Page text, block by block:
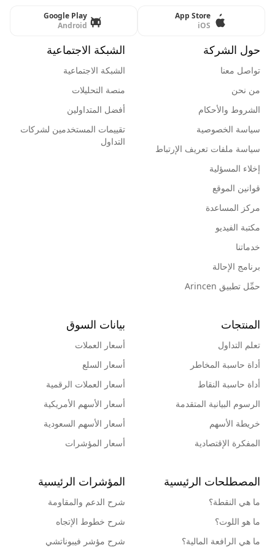
App Store
iOS
Google Play
Android
حول الشركة
تواصل معنا
من نحن
الشروط والأحكام
سياسة الخصوصية
سياسة ملفات تعريف الإرتباط
إخلاء المسؤلية
قوانين الموقع
مركز المساعدة
مكتبة الفيديو
خدماتنا
برنامج الإحالة
حمِّل تطبيق Arincen
الشبكة الاجتماعية
الشبكة الاجتماعية
منصة التحليلات
أفضل المتداولين
تقييمات المستخدمين لشركات
التداول
المنتجات
تعلم التداول
أداة حاسبة المخاطر
أداة حاسبة النقاط
الرسوم البيانية المتقدمة
خريطة الأسهم
المفكرة الإقتصادية
بيانات السوق
أسعار العملات
أسعار السلع
أسعار العملات الرقمية
أسعار الأسهم الأمريكية
أسعار الأسهم السعودية
أسعار المؤشرات
المصطلحات الرئيسية
ما هي النقطة؟
ما هو اللوت؟
ما هي الرافعة المالية؟
المؤشرات الرئيسية
شرح الدعم والمقاومة
شرح خطوط الإتجاه
شرح مؤشر فيبوناتشي